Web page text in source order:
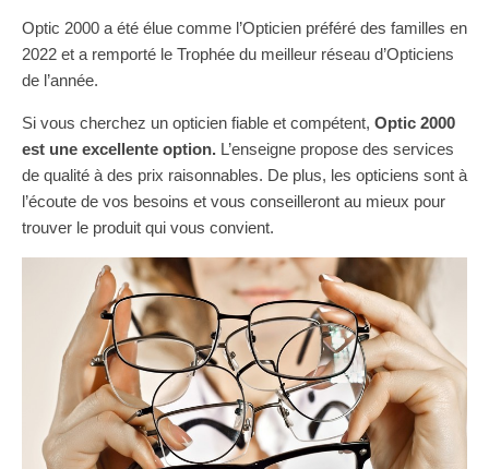
Optic 2000 a été élue comme l’Opticien préféré des familles en
2022 et a remporté le Trophée du meilleur réseau d’Opticiens
de l’année.
Si vous cherchez un opticien fiable et compétent, Optic 2000
est une excellente option. L’enseigne propose des services
de qualité à des prix raisonnables. De plus, les opticiens sont à
l’écoute de vos besoins et vous conseilleront au mieux pour
trouver le produit qui vous convient.